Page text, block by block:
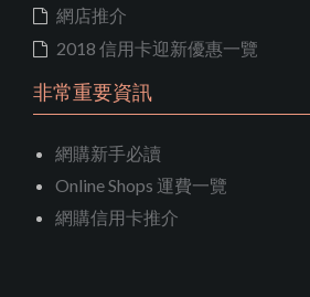
網店推介
2018 信用卡迎新優惠一覽
非常重要資訊
網購新手必讀
Online Shops 運費一覽
網購信用卡推介